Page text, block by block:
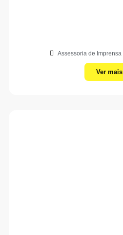
Assessoria de Imprensa
Ver mais